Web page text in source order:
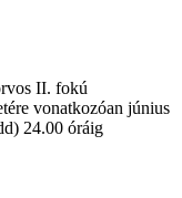
II. fokú
vonatkozóan június
24.00 óráig